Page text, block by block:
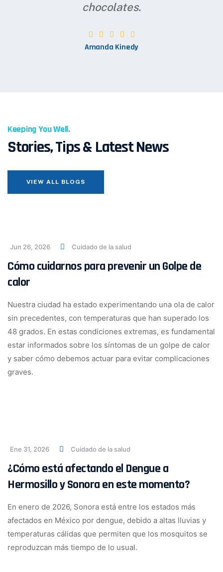
chocolates.
Amanda Kinedy
Keeping You Well.
Stories, Tips & Latest News
VIEW ALL BLOGS
Jun 26, 2026 Cuidado de la salud
Cómo cuidarnos para prevenir un Golpe de
calor
Nuestra ciudad ha estado experimentando una ola de calor
sin precedentes, con temperaturas que han superado los
48 grados. En estas condiciones extremas, es fundamental
estar informados sobre los síntomas de un golpe de calor
y saber cómo debemos actuar para evitar complicaciones
graves.
Ene 31, 2026 Cuidado de la salud
¿Cómo está afectando el Dengue a
Hermosillo y Sonora en este momento?
En enero de 2026, Sonora está entre los estados más
afectados en México por dengue, debido a altas lluvias y
temperaturas cálidas que permiten que los mosquitos se
reproduzcan más tiempo de lo usual.